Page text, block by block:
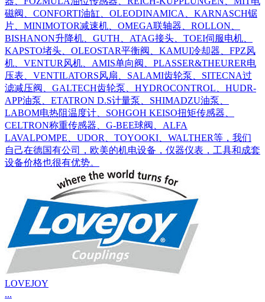
磁阀、CONFORTI油缸、OLEODINAMICA、KARNASCH锯
片、MINIMOTOR减速机、OMEGA联轴器、ROLLON、
BISHANON升降机、GUTH、ATAG接头、TOEI伺服电机、
KAPSTO堵头、OLEOSTAR平衡阀、KAMUI冷却器、FPZ风
机、VENTUR风机、AMIS单向阀、PLASSER&THEURER电
压表、VENTILATORS风扇、SALAMI齿轮泵、SITECNA过
滤减压阀、GALTECH齿轮泵、HYDROCONTROL、HUDR-
APP油泵、ETATRON D.S计量泵、SHIMADZU油泵、
LABOM电热阻温度计、SOHGOH KEISO扭矩传感器、
CELTRON称重传感器、G-BEE球阀、ALFA
LAVALPOMPE、UDOR、TOYOOKI、WALTHER等，我们
自己在德国有公司，欧美的机电设备，仪器仪表，工具和成套
设备价格也很有优势。
LOVEJOY
...